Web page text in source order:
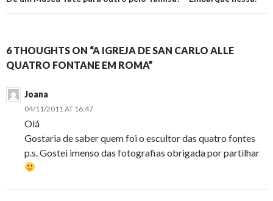
6 THOUGHTS ON “A IGREJA DE SAN CARLO ALLE
QUATRO FONTANE EM ROMA”
Joana
04/11/2011 AT 16:47
Olá
Gostaria de saber quem foi o escultor das quatro fontes
p.s. Gostei imenso das fotografias obrigada por partilhar